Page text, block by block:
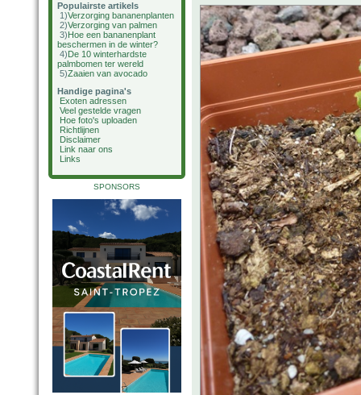
Populairste artikels
1)Verzorging bananenplanten
2)Verzorging van palmen
3)Hoe een bananenplant
beschermen in de winter?
4)De 10 winterhardste
palmbomen ter wereld
5)Zaaien van avocado
Handige pagina's
Exoten adressen
Veel gestelde vragen
Hoe foto's uploaden
Richtlijnen
Disclaimer
Link naar ons
Links
SPONSORS